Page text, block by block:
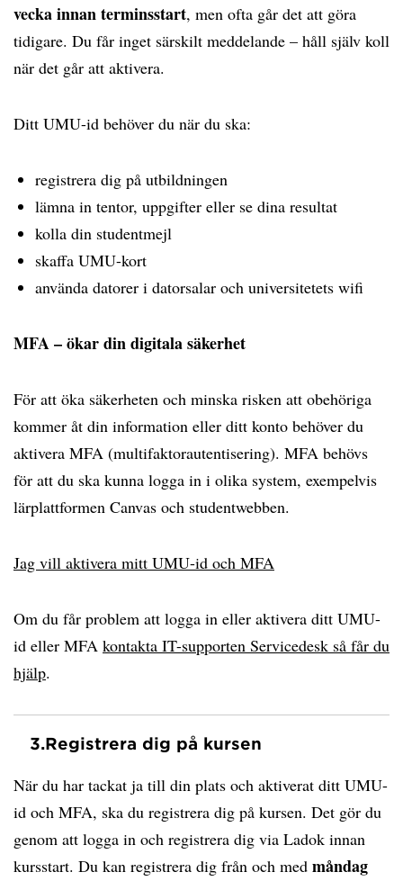
vecka innan terminsstart, men ofta går det att göra
tidigare. Du får inget särskilt meddelande – håll själv koll
när det går att aktivera.
Ditt UMU-id behöver du när du ska:
registrera dig på utbildningen
lämna in tentor, uppgifter eller se dina resultat
kolla din studentmejl
skaffa UMU-kort
använda datorer i datorsalar och universitetets wifi
MFA – ökar din digitala säkerhet
För att öka säkerheten och minska risken att obehöriga
kommer åt din information eller ditt konto behöver du
aktivera MFA (multifaktorautentisering). MFA behövs
för att du ska kunna logga in i olika system, exempelvis
lärplattformen Canvas och studentwebben.
Jag vill aktivera mitt UMU-id och MFA
Om du får problem att logga in eller aktivera ditt UMU-
id eller MFA kontakta IT-supporten Servicedesk så får du
hjälp.
3.Registrera dig på kursen
När du har tackat ja till din plats och aktiverat ditt UMU-
id och MFA, ska du registrera dig på kursen. Det gör du
genom att logga in och registrera dig via Ladok innan
kursstart. Du kan registrera dig från och med måndag